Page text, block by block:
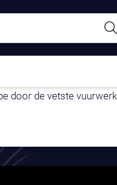
door de vetste